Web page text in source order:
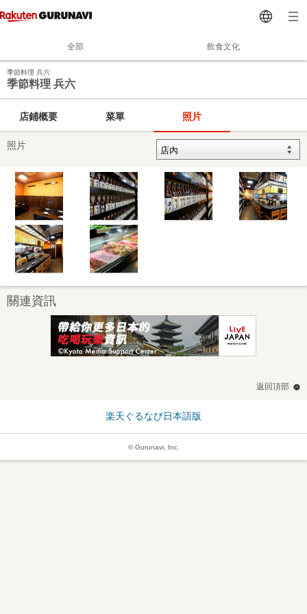
全部 飲食文化
季節料理 兵六
季節料理 兵六
店鋪概要 菜單 照片
照片
關連資訊
返回頂部
楽天ぐるなび日本語版
© Gurunavi, Inc.